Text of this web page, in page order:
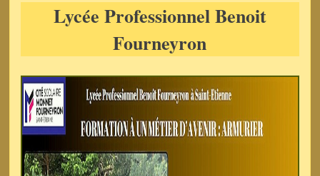
Lycée Professionnel Benoit
Fourneyron